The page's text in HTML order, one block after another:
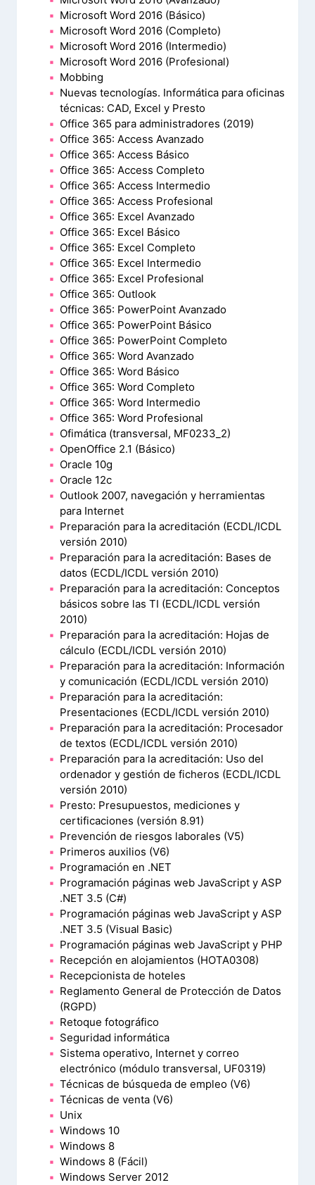
Microsoft Word 2016 (Básico)
Microsoft Word 2016 (Completo)
Microsoft Word 2016 (Intermedio)
Microsoft Word 2016 (Profesional)
Mobbing
Nuevas tecnologías. Informática para oficinas
técnicas: CAD, Excel y Presto
Office 365 para administradores (2019)
Office 365: Access Avanzado
Office 365: Access Básico
Office 365: Access Completo
Office 365: Access Intermedio
Office 365: Access Profesional
Office 365: Excel Avanzado
Office 365: Excel Básico
Office 365: Excel Completo
Office 365: Excel Intermedio
Office 365: Excel Profesional
Office 365: Outlook
Office 365: PowerPoint Avanzado
Office 365: PowerPoint Básico
Office 365: PowerPoint Completo
Office 365: Word Avanzado
Office 365: Word Básico
Office 365: Word Completo
Office 365: Word Intermedio
Office 365: Word Profesional
Ofimática (transversal, MF0233_2)
OpenOffice 2.1 (Básico)
Oracle 10g
Oracle 12c
Outlook 2007, navegación y herramientas
para Internet
Preparación para la acreditación (ECDL/ICDL
versión 2010)
Preparación para la acreditación: Bases de
datos (ECDL/ICDL versión 2010)
Preparación para la acreditación: Conceptos
básicos sobre las TI (ECDL/ICDL versión
2010)
Preparación para la acreditación: Hojas de
cálculo (ECDL/ICDL versión 2010)
Preparación para la acreditación: Información
y comunicación (ECDL/ICDL versión 2010)
Preparación para la acreditación:
Presentaciones (ECDL/ICDL versión 2010)
Preparación para la acreditación: Procesador
de textos (ECDL/ICDL versión 2010)
Preparación para la acreditación: Uso del
ordenador y gestión de ficheros (ECDL/ICDL
versión 2010)
Presto: Presupuestos, mediciones y
certificaciones (versión 8.91)
Prevención de riesgos laborales (V5)
Primeros auxilios (V6)
Programación en .NET
Programación páginas web JavaScript y ASP
.NET 3.5 (C#)
Programación páginas web JavaScript y ASP
.NET 3.5 (Visual Basic)
Programación páginas web JavaScript y PHP
Recepción en alojamientos (HOTA0308)
Recepcionista de hoteles
Reglamento General de Protección de Datos
(RGPD)
Retoque fotográfico
Seguridad informática
Sistema operativo, Internet y correo
electrónico (módulo transversal, UF0319)
Técnicas de búsqueda de empleo (V6)
Técnicas de venta (V6)
Unix
Windows 10
Windows 8
Windows 8 (Fácil)
Windows Server 2012